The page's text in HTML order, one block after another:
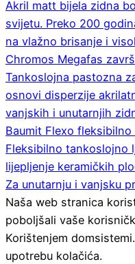
Akril matt bijela zidna
svijetu. Preko 200
na vlažno brisanje i
Chromos Megafas
Tankoslojna pastozna
osnovi disperzije
vanjskih i unutarnjih
Baumit Flexo
Fleksibilno tankoslojno
lijepljenje keramičkih
Za unutarnju i vanjsku
Naša web stranica
poboljšali vaše
Korištenjem
upotrebu kolačića.